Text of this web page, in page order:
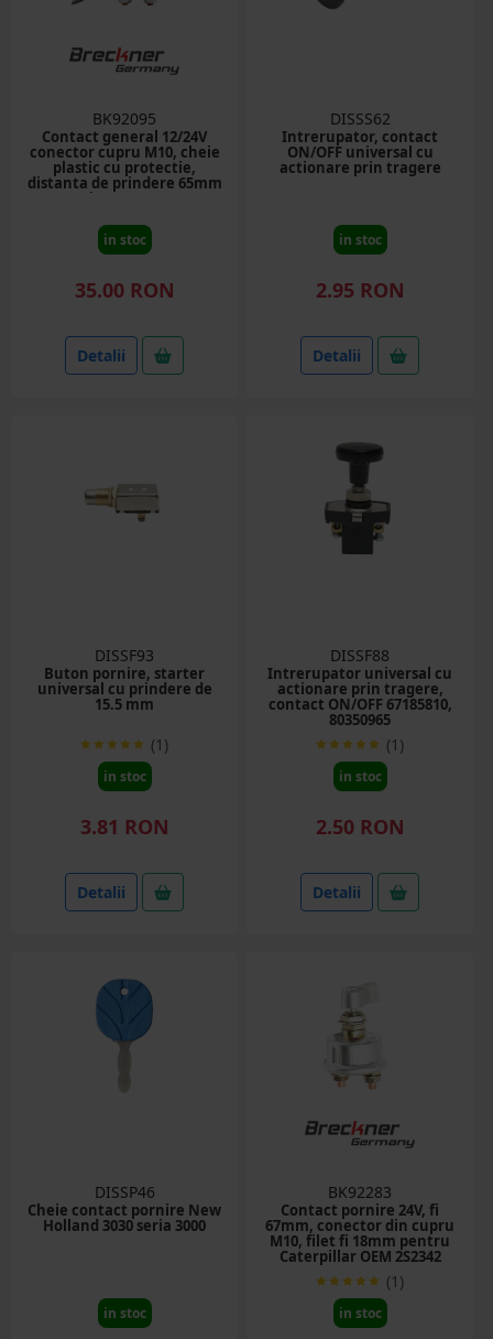
BK92095
Contact general 12/24V
conector cupru M10, cheie
plastic cu protectie,
distanta de prindere 65mm
Breckner Germany
in stoc
35.00 RON
Detalii
DISSS62
Intrerupator, contact
ON/OFF universal cu
actionare prin tragere
in stoc
2.95 RON
Detalii
DISSF93
Buton pornire, starter
universal cu prindere de
15.5 mm
(1)
in stoc
3.81 RON
Detalii
DISSF88
Intrerupator universal cu
actionare prin tragere,
contact ON/OFF 67185810,
80350965
(1)
in stoc
2.50 RON
Detalii
DISSP46
Cheie contact pornire New
Holland 3030 seria 3000
in stoc
BK92283
Contact pornire 24V, fi
67mm, conector din cupru
M10, filet fi 18mm pentru
Caterpillar OEM 2S2342
(1)
in stoc